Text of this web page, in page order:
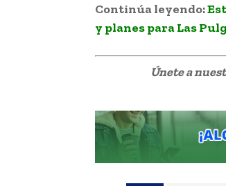
Continúa leyendo:
y planes para Las
Únete a